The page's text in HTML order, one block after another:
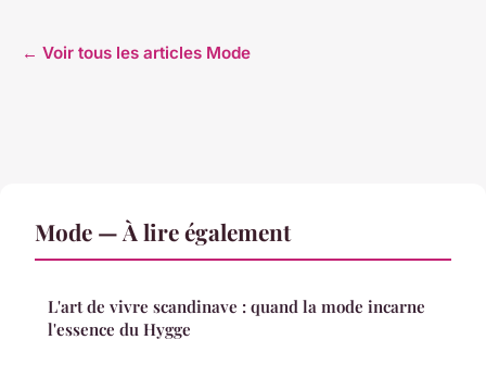
← Voir tous les articles Mode
Mode — À lire également
L'art de vivre scandinave : quand la mode incarne
l'essence du Hygge